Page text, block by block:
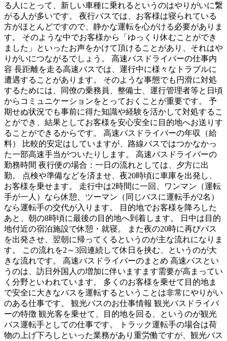
る人にとって、新しい車種に乗れるというのはやりがいに繋
がる人が多いです。 夜行バスでは、お客様は寝られている
方がほとんどですので、静かな運転を心がける必要がありま
す。 そのような中でお客様から「ゆっくり休むことができ
ました」といったお声をかけて頂けることがあり、それはや
りがいにつながるでしょう。 高速バスドライバーの仕事内
容 長距離を走る高速バスでは、運行中に様々なトラブルに
遭遇することがあります。 そのような事態でも円滑に対処
するためには、同僚の乗務員、整備士、運行管理者等と日頃
からコミュニケーションをとっておくことが重要です。 予
期せぬ状況でも事前に得た知識や経験を活かして対処するこ
とができ、結果としてお客様を安心安全に目的地へお送りす
ることができるからです。 高速バスドライバーの年収（給
料） 比較的安定はしていますが、路線バスではつかなかっ
た一部高速手当がついたりします。 高速バスドライバーの
勤務時間 夜行便の場合：一日の流れとしては、夕方に出
勤。 点検や準備などを済ませ、夜20時頃に車庫を出発し、
お客様を乗せます。 走行中は2時間に一回、ワンマン（運転
手が一人）なら休憩、ツーマン（同じバスに運転手が2名）
なら運転手の交代が入ります。 目的地でお客様を降ろした
あと、朝の8時頃に最後の目的地へ到着します。 日中は目的
地付近の宿泊施設で休憩・就寝。 また夜の20時に再びバス
を出発させ、翌朝に帰ってくるというのが主な流れになりま
す。 この流れを2～3回連続して休日を挟む、というのが大
きな流れです。 高速バスドライバーのまとめ 高速バスとい
うのは、訪日外国人の増加に伴いますます需要が高まってい
く分野といわれています。 多くのお客様を乗せて目的地ま
で安全に大きなバスを運転するということは非常にやりがい
のある仕事です。 観光バスのお仕事情報 観光バスドライバ
ーの特徴 観光客を乗せて、目的地を回る、というのが観光
バス運転手としての仕事です。 トラック運転手の場合は荷
物の上げ下ろしといった業務があり重労働ですが、観光バス